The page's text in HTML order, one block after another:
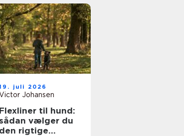
juli 2026
Johansen
Flexliner til hund:
vælger du
den rigtige